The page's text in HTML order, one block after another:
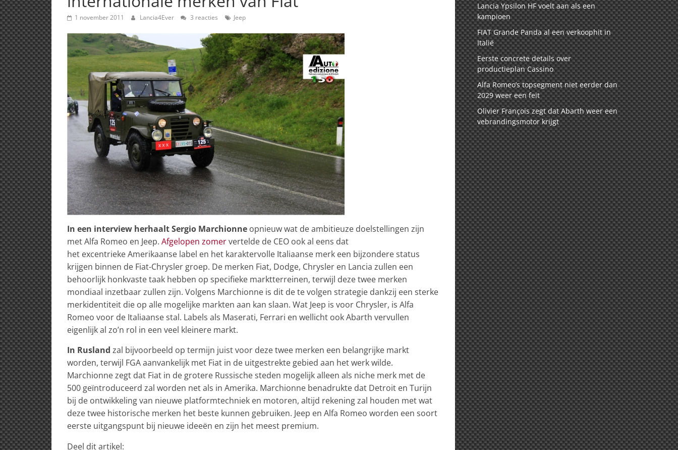
1 november 2011 Lancia4Ever 3 reacties Jeep
In een interview herhaalt Sergio Marchionne opnieuw wat de ambitieuze doelstellingen zijn
met Alfa Romeo en Jeep. Afgelopen zomervertelde de CEO ook al eens dat
het excentrieke Amerikaanse label en het karaktervolle Italiaanse merk een bijzondere status
krijgen binnen de Fiat-Chrysler groep. De merken Fiat, Dodge, Chrysler en Lancia zullen een
behoorlijk honkvaste taak hebben op specifieke marktterreinen, terwijl deze twee merken
mondiaal inzetbaar zullen zijn. Volgens Marchionne is dit de te volgen strategie dankzij een sterke
merkidentiteit die op alle mogelijke markten aan kan slaan. Wat Jeep is voor Chrysler, is Alfa
Romeo voor de Italiaanse stal. Labels als Maserati, Ferrari en wellicht ook Abarth vervullen
eigenlijk al zo’n rol in een veel kleinere markt.
In Rusland zal bijvoorbeeld op termijn juist voor deze twee merken een belangrijke markt
worden, terwijl FGA aanvankelijk met Fiat in de uitgestrekte gebied aan het werk wilde.
Marchionne zegt dat Fiat in de grotere Russische steden mogelijk alleen als niche merk met de
500 geïntroduceerd zal worden net als in Amerika. Marchionne benadrukte dat Detroit en Turijn
bij de ontwikkeling van nieuwe platformtechniek en motoren, altijd rekening zal houden met wat
deze twee historische merken het beste kunnen gebruiken. Jeep en Alfa Romeo worden een soort
eerste uitgangspunt bij nieuwe ideeën en zijn het meest premium.
Deel dit artikel:
Lancia Ypsilon HF voelt aan als een
kampioen
FIAT Grande Panda al een verkoophit in
Italië
Eerste concrete details over
productieplan Cassino
Alfa Romeo’s topsegment niet eerder dan
2029 weer een feit
Olivier François zegt dat Abarth weer een
vebrandingsmotor krijgt